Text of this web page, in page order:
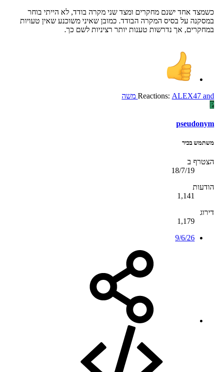
כשמצד אחד ישנם מחקרים ומצד שני מקרה בודד, לא הייתי בוחר
במסקנה על בסיס המקרה הבודד. כמובן שאיני משוכנע שאין טעויות
במחקרים, אך נדרשות טענות יותר רציניות לשם כך.
Reactions: ALEX47 and
משה
P
pseudonym
משתמש בכיר
הצטרף ב
18/7/19
הודעות
1,141
דירוג
1,179
9/6/26